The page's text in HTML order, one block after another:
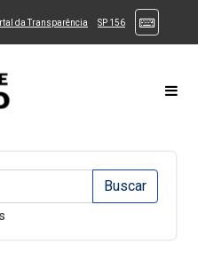
Ir para busca 3
sítio)
para um novo sítio)
da Transparência (Link para um novo sítio)
SP 156(Link para um
de informações
Enviar a Busca